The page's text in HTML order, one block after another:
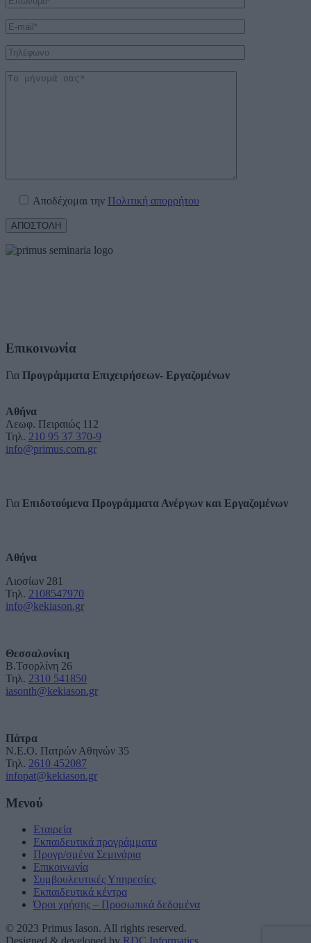
Αποδέχομαι την Πολιτική απορρήτου
Επικοινωνία
Για Προγράμματα Επιχειρήσεων- Εργαζομένων
Αθήνα
Λεωφ. Πειραιώς 112
Τηλ. 210 95 37 370-9
info@primus.com.gr
Για Επιδοτούμενα Προγράμματα Ανέργων και Εργαζομένων
Αθήνα
Λιοσίων 281
Τηλ. 2108547970
info@kekiason.gr
Θεσσαλονίκη
Β.Τσορλίνη 26
Τηλ. 2310 541850
iasonth@kekiason.gr
Πάτρα
Ν.Ε.Ο. Πατρών Αθηνών 35
Τηλ. 2610 452087
infopat@kekiason.gr
Μενού
Εταιρεία
Εκπαιδευτικά προγράμματα
Προγρ/σμένα Σεμινάρια
Επικοινωνία
Συμβουλευτικές Υπηρεσίες
Εκπαιδευτικά κέντρα
Όροι χρήσης – Προσωπικά δεδομένα
© 2023 Primus Iason. All rights reserved.